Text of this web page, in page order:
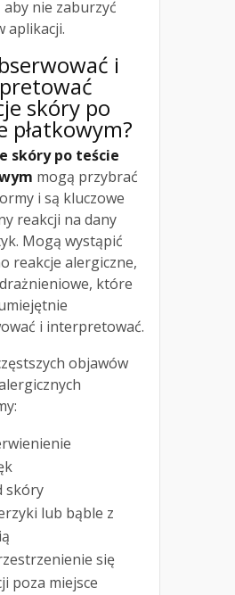
nie zaburzyć
aplikacji.
i
skóry po
płatkowym?
skóry po teście
mogą przybrać
i są kluczowe
reakcji na dany
Mogą wystąpić
reakcje alergiczne,
które
i interpretować.
objawów
skóry
lub bąble z
się
poza miejsce